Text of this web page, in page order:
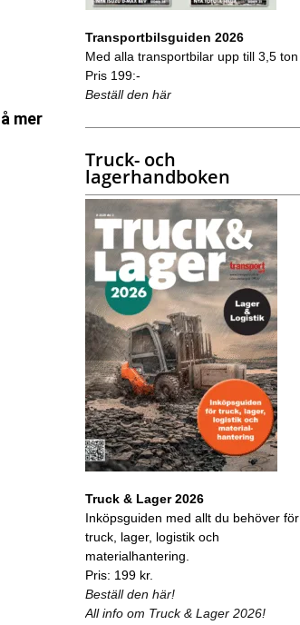
mer
Transportbilsguiden 2026
Med alla transportbilar upp till 3,5 ton
Pris 199:-
Beställ den här
Truck- och
lagerhandboken
Truck & Lager 2026
Inköpsguiden med allt du behöver för
truck, lager, logistik och
materialhantering.
Pris: 199 kr.
Beställ den här!
All info om Truck & Lager 2026!